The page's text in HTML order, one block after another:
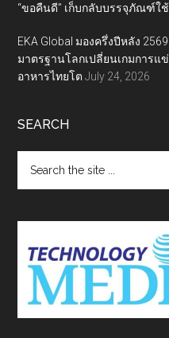
“ขอคืนดี” เก็บกลับบรรจุภัณฑ์ใ
EKA Global มองครึ่งปีหลัง
มาตรฐานโลกเปลี่ยนเกมการ
อาหารไทยโต July 24, 2026
SEARCH
the
site